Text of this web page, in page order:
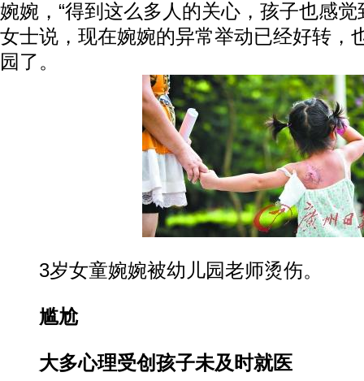
婉婉，“得到这么多人的关心，孩子也感觉
女士说，现在婉婉的异常举动已经好转，
园了。
3岁女童婉婉被幼儿园老师烫伤。
尴尬
大多心理受创孩子未及时就医